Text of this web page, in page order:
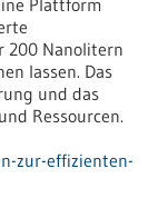
Plattform
200 Nanolitern
lassen. Das
und das
Ressourcen.
zur-effizienten-